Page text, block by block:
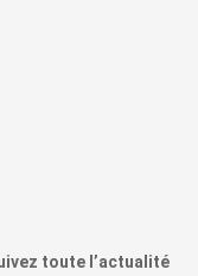
toute l’actualité